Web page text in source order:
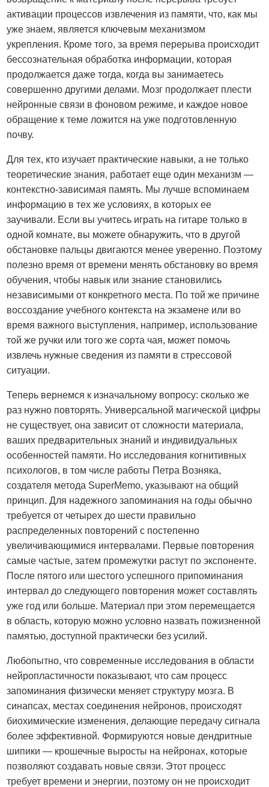
активации процессов извлечения из памяти, что, как мы
уже знаем, является ключевым механизмом
укрепления. Кроме того, за время перерыва происходит
бессознательная обработка информации, которая
продолжается даже тогда, когда вы занимаетесь
совершенно другими делами. Мозг продолжает плести
нейронные связи в фоновом режиме, и каждое новое
обращение к теме ложится на уже подготовленную
почву.
Для тех, кто изучает практические навыки, а не только
теоретические знания, работает еще один механизм —
контекстно-зависимая память. Мы лучше вспоминаем
информацию в тех же условиях, в которых ее
заучивали. Если вы учитесь играть на гитаре только в
одной комнате, вы можете обнаружить, что в другой
обстановке пальцы двигаются менее уверенно. Поэтому
полезно время от времени менять обстановку во время
обучения, чтобы навык или знание становились
независимыми от конкретного места. По той же причине
воссоздание учебного контекста на экзамене или во
время важного выступления, например, использование
той же ручки или того же сорта чая, может помочь
извлечь нужные сведения из памяти в стрессовой
ситуации.
Теперь вернемся к изначальному вопросу: сколько же
раз нужно повторять. Универсальной магической цифры
не существует, она зависит от сложности материала,
ваших предварительных знаний и индивидуальных
особенностей памяти. Но исследования когнитивных
психологов, в том числе работы Петра Возняка,
создателя метода SuperMemo, указывают на общий
принцип. Для надежного запоминания на годы обычно
требуется от четырех до шести правильно
распределенных повторений с постепенно
увеличивающимися интервалами. Первые повторения
самые частые, затем промежутки растут по экспоненте.
После пятого или шестого успешного припоминания
интервал до следующего повторения может составлять
уже год или больше. Материал при этом перемещается
в область, которую можно условно назвать пожизненной
памятью, доступной практически без усилий.
Любопытно, что современные исследования в области
нейропластичности показывают, что сам процесс
запоминания физически меняет структуру мозга. В
синапсах, местах соединения нейронов, происходят
биохимические изменения, делающие передачу сигнала
более эффективной. Формируются новые дендритные
шипики — крошечные выросты на нейронах, которые
позволяют создавать новые связи. Этот процесс
требует времени и энергии, поэтому он не происходит